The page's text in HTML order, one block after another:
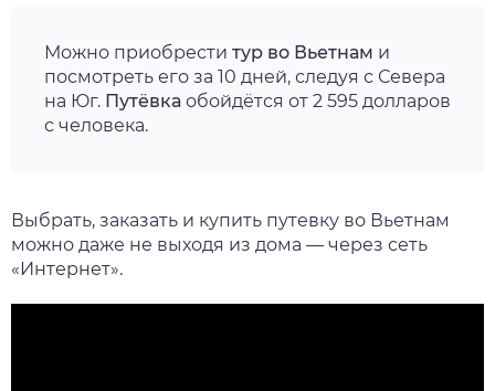
Можно приобрести тур во Вьетнам и
посмотреть его за 10 дней, следуя с Севера
на Юг. Путёвка обойдётся от 2 595 долларов
с человека.
Выбрать, заказать и купить путевку во Вьетнам
можно даже не выходя из дома — через сеть
«Интернет».